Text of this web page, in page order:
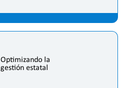
Optimizando la
gestión estatal